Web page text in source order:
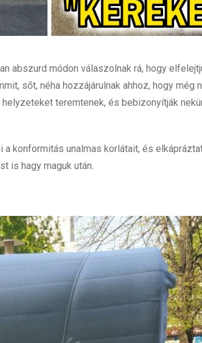
abszurd módon válaszolnak rá, hogy
sőt, néha hozzájárulnak ahhoz, hogy még
teremtenek, és bebizonyítják
konformitás unalmas korlátait, és
is hagy maguk után.